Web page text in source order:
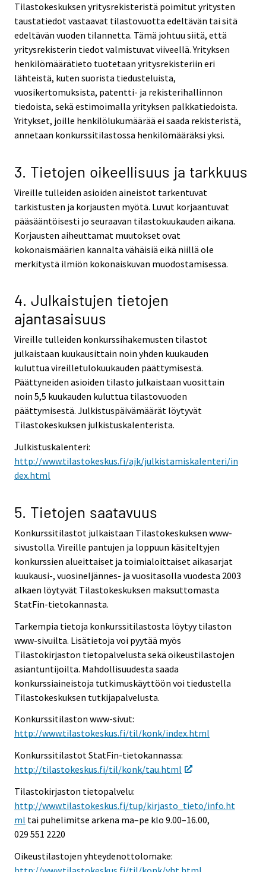
Tilastokeskuksen yritysrekisteristä poimitut yritysten
taustatiedot vastaavat tilastovuotta edeltävän tai sitä
edeltävän vuoden tilannetta. Tämä johtuu siitä, että
yritysrekisterin tiedot valmistuvat viiveellä. Yrityksen
henkilömäärätieto tuotetaan yritysrekisteriin eri
lähteistä, kuten suorista tiedusteluista,
vuosikertomuksista, patentti- ja rekisterihallinnon
tiedoista, sekä estimoimalla yrityksen palkkatiedoista.
Yritykset, joille henkilölukumäärää ei saada rekisteristä,
annetaan konkurssitilastossa henkilömääräksi yksi.
3. Tietojen oikeellisuus ja tarkkuus
Vireille tulleiden asioiden aineistot tarkentuvat
tarkistusten ja korjausten myötä. Luvut korjaantuvat
pääsääntöisesti jo seuraavan tilastokuukauden aikana.
Korjausten aiheuttamat muutokset ovat
kokonaismäärien kannalta vähäisiä eikä niillä ole
merkitystä ilmiön kokonaiskuvan muodostamisessa.
4. Julkaistujen tietojen
ajantasaisuus
Vireille tulleiden konkurssihakemusten tilastot
julkaistaan kuukausittain noin yhden kuukauden
kuluttua vireilletulokuukauden päättymisestä.
Päättyneiden asioiden tilasto julkaistaan vuosittain
noin 5,5 kuukauden kuluttua tilastovuoden
päättymisestä. Julkistuspäivämäärät löytyvät
Tilastokeskuksen julkistuskalenterista.
Julkistuskalenteri:
http://www.tilastokeskus.fi/ajk/julkistamiskalenteri/in
dex.html
5. Tietojen saatavuus
Konkurssitilastot julkaistaan Tilastokeskuksen www-
sivustolla. Vireille pantujen ja loppuun käsiteltyjen
konkurssien alueittaiset ja toimialoittaiset aikasarjat
kuukausi-, vuosineljännes- ja vuositasolla vuodesta 2003
alkaen löytyvät Tilastokeskuksen maksuttomasta
StatFin-tietokannasta.
Tarkempia tietoja konkurssitilastosta löytyy tilaston
www-sivuilta. Lisätietoja voi pyytää myös
Tilastokirjaston tietopalvelusta sekä oikeustilastojen
asiantuntijoilta. Mahdollisuudesta saada
konkurssiaineistoja tutkimuskäyttöön voi tiedustella
Tilastokeskuksen tutkijapalvelusta.
Konkurssitilaston www-sivut:
http://www.tilastokeskus.fi/til/konk/index.html
Konkurssitilastot StatFin-tietokannassa:
http://tilastokeskus.fi/til/konk/tau.html
Tilastokirjaston tietopalvelu:
http://www.tilastokeskus.fi/tup/kirjasto_tieto/info.ht
ml tai puhelimitse arkena ma–pe klo 9.00–16.00,
029 551 2220
Oikeustilastojen yhteydenottolomake: